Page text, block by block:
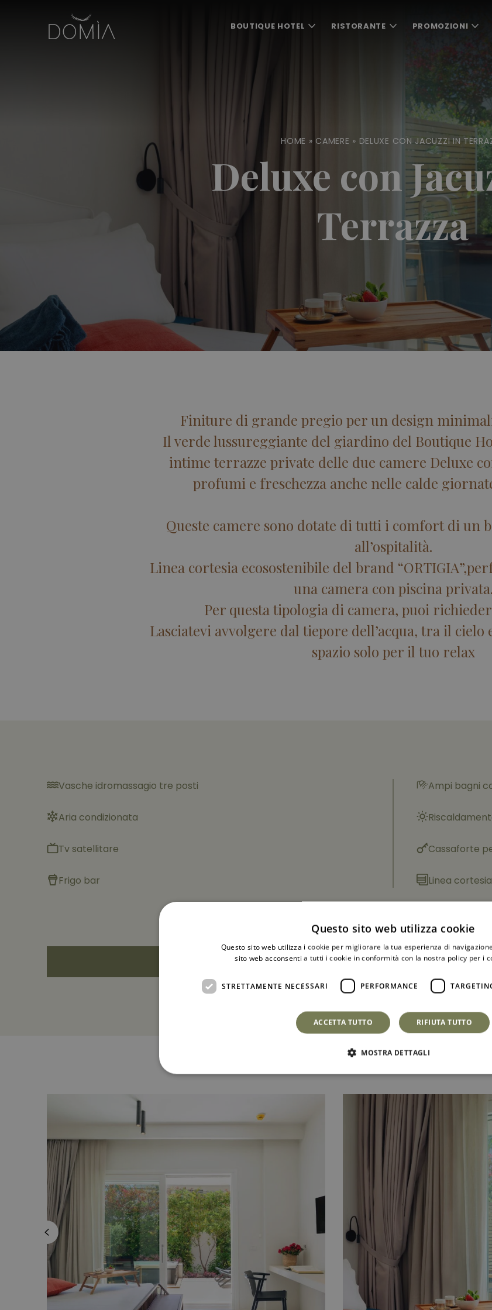
BOUTIQUE HOTEL RISTORANTE PROMOZIONI
HOME » CAMERE » DELUXE CON JACUZZI IN
Deluxe con
Terrazza
Finiture di grande pregio per un design
Il verde lussureggiante del giardino del Boutique
intime terrazze private delle due camere Deluxe
profumi e freschezza anche nelle calde
Queste camere sono dotate di tutti i comfort di un
all’ospitalità.
Linea cortesia ecosostenibile del brand
una camera con piscina privata.
Per questa tipologia di camera, puoi
Lasciatevi avvolgere dal tiepore dell’acqua, tra il cielo
spazio solo per il tuo relax
Vasche idromassagio tre posti Ampi bagni
Aria condizionata
Tv satellitare Cassaforte
Frigo bar Linea
PRENOTA ORA
Questo sito web utilizza cookie
Questo sito web utilizza i cookie per migliorare la tua esperienza di
sito web acconsenti a tutti i cookie in conformità con la nostra policy per i
STRETTAMENTE NECESSARI PERFORMANCE
ACCETTA TUTTO RIFIUTA TUTTO
MOSTRA DETTAGLI